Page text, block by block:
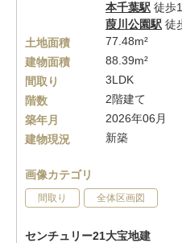
本千葉駅 徒歩
葭川公園駅 徒
土地面積
77.48m²
建物面積
88.39m²
間取り
3LDK
階数
2階建て
築年月
2026年06月
建物現況
新築
画像カテゴリ
間取り 全体区画図
センチュリー21大宝地建